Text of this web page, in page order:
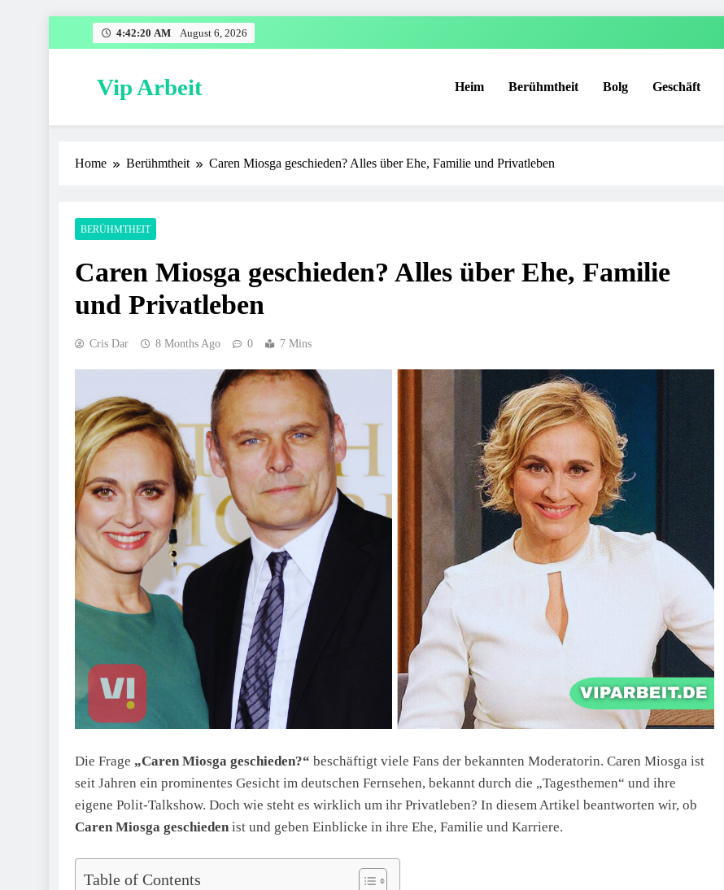
4:42:21 AM August 6, 2026
Vip Arbeit Heim Berühmtheit Bolg Geschäft
Home Berühmtheit Caren Miosga geschieden? Alles über Ehe, Familie und Privatleben
BERÜHMTHEIT
Caren Miosga geschieden? Alles über Ehe, Familie
und Privatleben
Cris Dar 8 Months Ago 0 7 Mins
Die Frage „Caren Miosga geschieden?“ beschäftigt viele Fans der bekannten Moderatorin. Caren Miosga ist
seit Jahren ein prominentes Gesicht im deutschen Fernsehen, bekannt durch die „Tagesthemen“ und ihre
eigene Polit-Talkshow. Doch wie steht es wirklich um ihr Privatleben? In diesem Artikel beantworten wir, ob
Caren Miosga geschieden ist und geben Einblicke in ihre Ehe, Familie und Karriere.
Table of Contents